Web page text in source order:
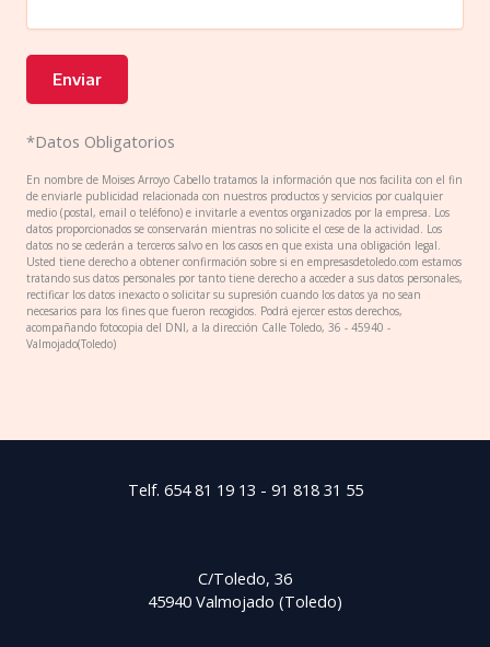
*Datos Obligatorios
En nombre de Moises Arroyo Cabello tratamos la información que nos facilita con el fin
de enviarle publicidad relacionada con nuestros productos y servicios por cualquier
medio (postal, email o teléfono) e invitarle a eventos organizados por la empresa. Los
datos proporcionados se conservarán mientras no solicite el cese de la actividad. Los
datos no se cederán a terceros salvo en los casos en que exista una obligación legal.
Usted tiene derecho a obtener confirmación sobre si en empresasdetoledo.com estamos
tratando sus datos personales por tanto tiene derecho a acceder a sus datos personales,
rectificar los datos inexacto o solicitar su supresión cuando los datos ya no sean
necesarios para los fines que fueron recogidos. Podrá ejercer estos derechos,
acompañando fotocopia del DNI, a la dirección Calle Toledo, 36 - 45940 -
Valmojado(Toledo)
Telf. 654 81 19 13 - 91 818 31 55
C/Toledo, 36
45940 Valmojado (Toledo)